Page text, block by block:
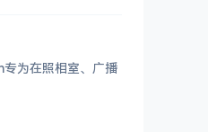
为在照相室、广播